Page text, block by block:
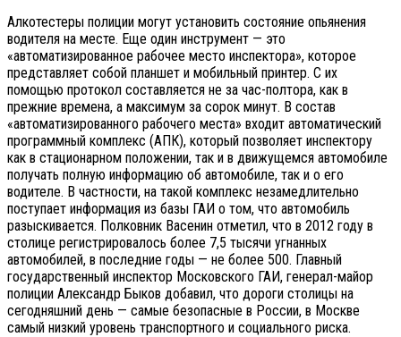
Алкотестеры полиции могут установить состояние опьянения
водителя на месте. Еще один инструмент — это
«автоматизированное рабочее место инспектора», которое
представляет собой планшет и мобильный принтер. С их
помощью протокол составляется не за час-полтора, как в
прежние времена, а максимум за сорок минут. В состав
«автоматизированного рабочего места» входит автоматический
программный комплекс (АПК), который позволяет инспектору
как в стационарном положении, так и в движущемся автомобиле
получать полную информацию об автомобиле, так и о его
водителе. В частности, на такой комплекс незамедлительно
поступает информация из базы ГАИ о том, что автомобиль
разыскивается. Полковник Васенин отметил, что в 2012 году в
столице регистрировалось более 7,5 тысячи угнанных
автомобилей, в последние годы — не более 500. Главный
государственный инспектор Московского ГАИ, генерал-майор
полиции Александр Быков добавил, что дороги столицы на
сегодняшний день — самые безопасные в России, в Москве
самый низкий уровень транспортного и социального риска.